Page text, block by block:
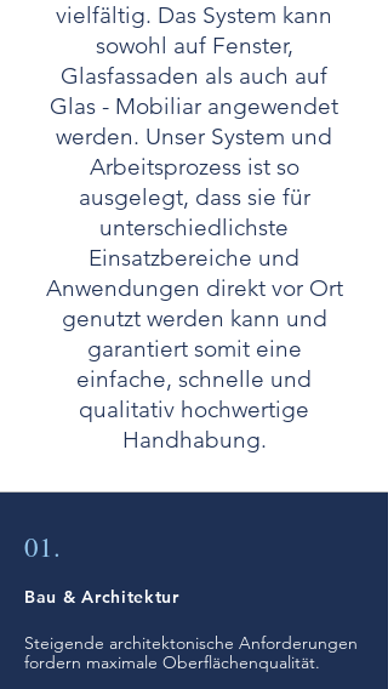
vielfältig. Das System kann
sowohl auf Fenster,
Glasfassaden als auch auf
Glas - Mobiliar angewendet
werden. Unser System und
Arbeitsprozess ist so
ausgelegt, dass sie für
unterschiedlichste
Einsatzbereiche und
Anwendungen direkt vor Ort
genutzt werden kann und
garantiert somit eine
einfache, schnelle und
qualitativ hochwertige
Handhabung.
01.
Bau & Architektur
Steigende architektonische Anforderungen
fordern maximale Oberflächenqualität.